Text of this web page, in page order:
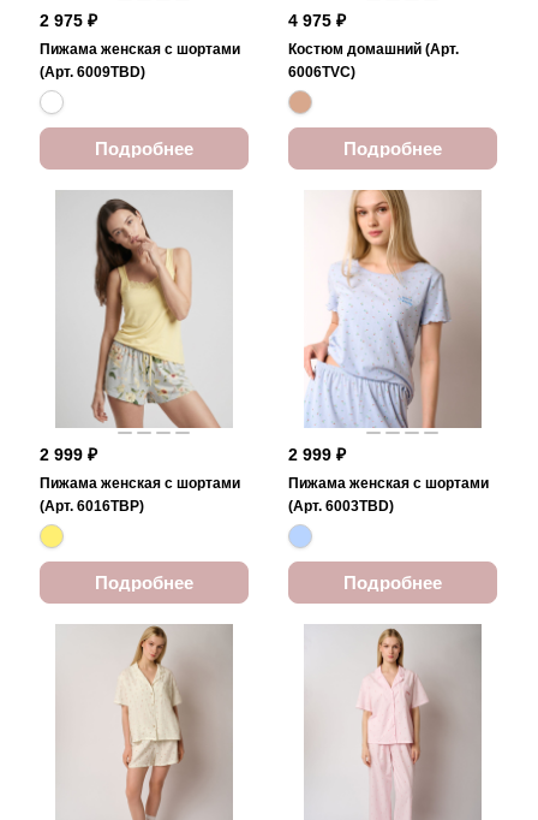
2 975 ₽
Пижама женская с шортами
(Арт. 6009TBD)
Подробнее
4 975 ₽
Костюм домашний (Арт.
6006TVC)
Подробнее
2 999 ₽
Пижама женская с шортами
(Арт. 6016TBP)
Подробнее
2 999 ₽
Пижама женская с шортами
(Арт. 6003TBD)
Подробнее